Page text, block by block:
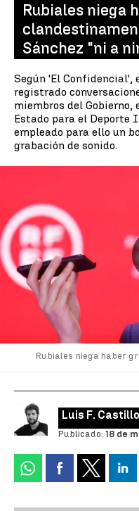
Rubiales niega
Sánchez "ni a
Según 'El Confidencial',
registrado
miembros del
Estado para el Deporte
empleado para ello un
grabación de sonido.
Rubiales niega haber
Luis F. Castillo
Publicado:18 de